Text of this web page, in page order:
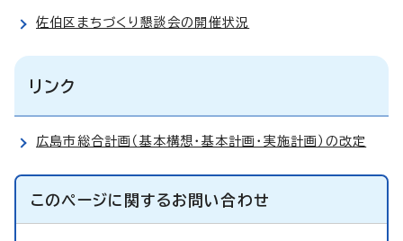
佐伯区まちづくり懇談会の開催状況
リンク
広島市総合計画（基本構想・基本計画・実施計画）の改定
このページに関するお問い合わせ